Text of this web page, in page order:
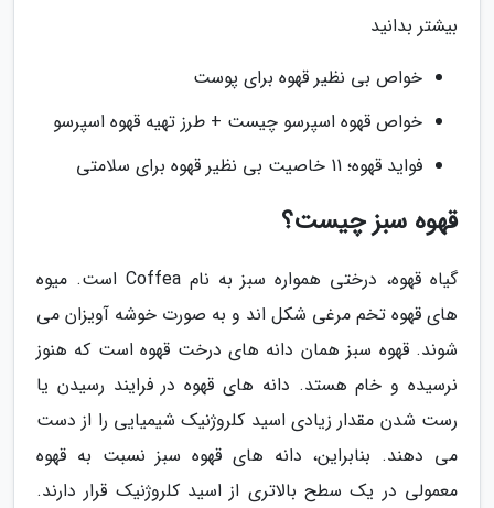
بیشتر بدانید
خواص بی نظیر قهوه برای پوست
خواص قهوه اسپرسو چیست + طرز تهیه قهوه اسپرسو
فواید قهوه؛ 11 خاصیت بی نظیر قهوه برای سلامتی
قهوه سبز چیست؟
گیاه قهوه، درختی همواره سبز به نام Coffea است. میوه
های قهوه تخم مرغی شکل اند و به صورت خوشه آویزان می
شوند. قهوه سبز همان دانه های درخت قهوه است که هنوز
نرسیده و خام هستد. دانه های قهوه در فرایند رسیدن یا
رست شدن مقدار زیادی اسید کلروژنیک شیمیایی را از دست
می دهند. بنابراین، دانه های قهوه سبز نسبت به قهوه
معمولی در یک سطح بالاتری از اسید کلروژنیک قرار دارند.